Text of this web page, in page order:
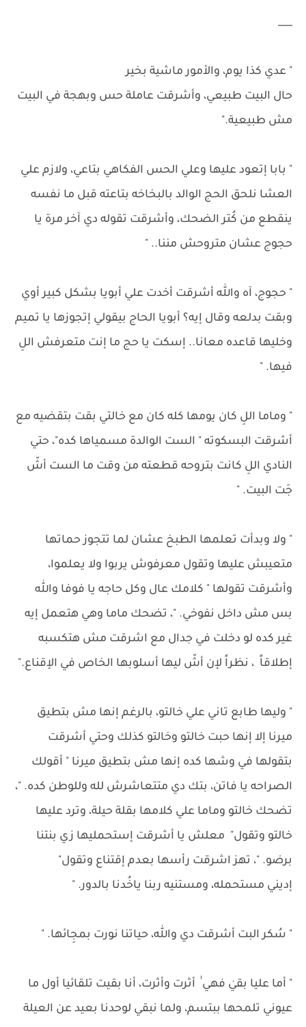
___
" عدي كذا يوم، والأمور ماشية بخير
حال البيت طبيعي، وأشرقت عاملة حس وبهجة في البيت
مش طبيعية."
" بابا إتعود عليها وعلي الحس الفكاهي بتاعي، ولازم علي
العشا نلحق الحج الوالد بالبخاخه بتاعته قبل ما نفسه
ينقطع من كُتر الضحك، وأشرقت تقوله دي آخر مرة يا
حجوج عشان متروحش مننا.. "
" حجوج، آه والله أشرقت أخدت علي أبويا بشكل كبير أوي
وبقت بدلعه وقال إيه؟ أبويا الحاج بيقولي إتجوزها يا تميم
وخليها قاعده معانا.. إسكت يا حج ما إنت متعرفش اللِ
فيها. "
" وماما اللِ كان يومها كله كان مع خالتي بقت بتقضيه مع
أشرقت البسكوته " الست الوالدة مسمياها كده"، حتي
النادي اللِ كانت بتروحه قطعته من وقت ما الست أشّ
جَت البيت. "
" ولا وبدأت تعلمها الطبخ عشان لما تتجوز حماتها
متعيبش عليها وتقول معرفوش يربوا ولا يعلموا،
وأشرقت تقولها " كلامك عال وكل حاجه يا فوفا والله
بس مش داخل نفوخي. "، تضحك ماما وهي هتعمل إيه
غير كده لو دخلت في جدال مع اشرقت مش هتكسبه
إطلاقاً ، نظراً لإن أشّ ليها أسلوبها الخاص في الإقناع."
" وليها طابع تاني علي خالتو، بالرغم إنها مش بتطيق
ميرنا إلا إنها حبت خالتو وخالتو كذلك وحتي أشرقت
بتقولها في وشها كده إنها مش بتطيق ميرنا " أقولك
الصراحه يا فاتن، بتك دي متتعاشرش لله وللوطن كده. "،
تضحك خالتو وماما علي كلامها بقلة حيلة، وترد عليها
خالتو وتقول" معلش يا أشرقت إستحمليها زي بنتنا
برضو. "، تهز اشرقت رأسها بعدم إقتناع وتقول"
إديني مستحمله، ومستنيه ربنا ياخُدنا بالدور. "
" سُكر البت أشرقت دي والله، حياتنا نورت بمجِائها. "
" أما عليا بقيٰ فهي ٰ أثرت وأثرت، أنا بقيت تلقائيا أول ما
عيوني تلمحها ببتسم، ولما نبقي لوحدنا بعيد عن العيلة